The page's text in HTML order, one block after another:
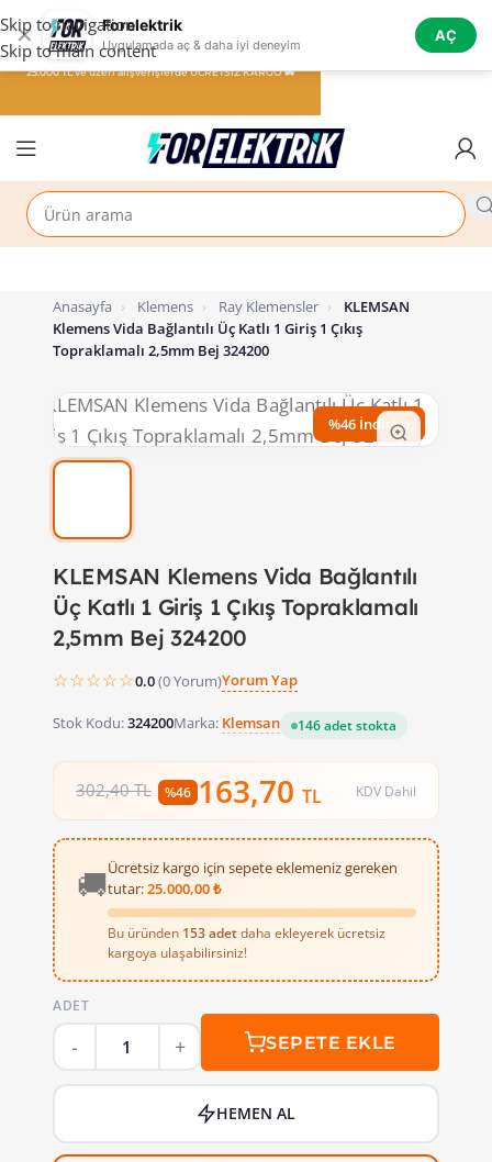
✕ Forelektrik
Uygulamada aç & daha iyi deneyim
AÇ
Skip to navigation
Skip to main content
Anasayfa › Klemens › Ray Klemensler ›
KLEMSAN
Klemens Vida Bağlantılı Üç Katlı 1 Giriş 1 Çıkış
Topraklamalı 2,5mm Bej 324200
%46 İndirim
KLEMSAN Klemens Vida Bağlantılı
Üç Katlı 1 Giriş 1 Çıkış Topraklamalı
2,5mm Bej 324200
☆☆☆☆☆0.0(0 Yorum)Yorum Yap
Stok Kodu:324200Marka: Klemsan 146 adet stokta
302,40 TL %46 163,70 TL KDV Dahil
🚚Ücretsiz kargo için sepete eklemeniz gereken
tutar:25.000,00 ₺
Bu üründen 153 adetdaha ekleyerek ücretsiz
kargoya ulaşabilirsiniz!
ADET
SEPETE EKLE
HEMEN AL
25.000 TL ve üzeri alışverişlerde ÜCRETSİZ KARGO 🚚